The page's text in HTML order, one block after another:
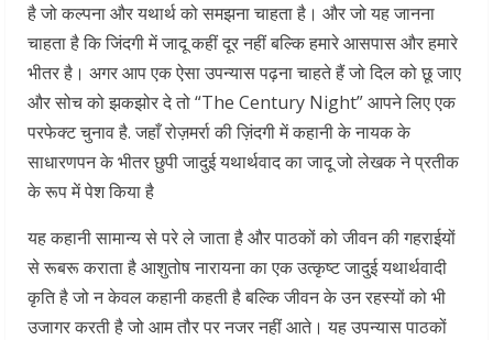
है जो कल्पना और यथार्थ को समझना चाहता है। और जो यह जानना
चाहता है कि जिंदगी में जादू कहीं दूर नहीं बल्कि हमारे आसपास और हमारे
भीतर है। अगर आप एक ऐसा उपन्यास पढ़ना चाहते हैं जो दिल को छू जाए
और सोच को झकझोर दे तो “The Century Night” आपने लिए एक
परफेक्ट चुनाव है. जहाँ रोज़मर्रा की ज़िंदगी में कहानी के नायक के
साधारणपन के भीतर छुपी जादुई यथार्थवाद का जादू जो लेखक ने प्रतीक
के रूप में पेश किया है
यह कहानी सामान्य से परे ले जाता है और पाठकों को जीवन की गहराईयों
से रूबरू कराता है आशुतोष नारायना का एक उत्कृष्ट जादुई यथार्थवादी
कृति है जो न केवल कहानी कहती है बल्कि जीवन के उन रहस्यों को भी
उजागर करती है जो आम तौर पर नजर नहीं आते। यह उपन्यास पाठकों